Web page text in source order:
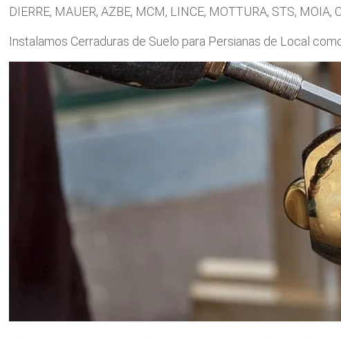
DIERRE, MAUER, AZBE, MCM, LINCE, MOTTURA, STS, MOIA,
Instalamos Cerraduras de Suelo para Persianas de Local